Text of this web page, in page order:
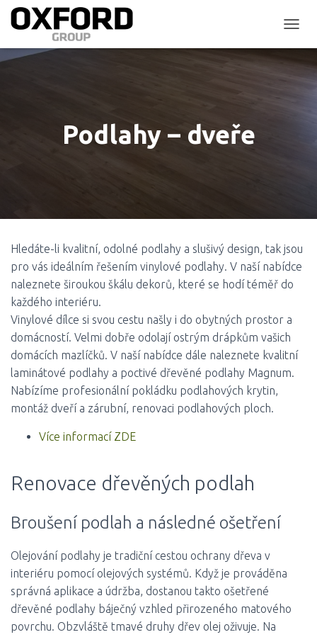
Ř
E
Podlahy – dveře
Hledáte-li kvalitní, odolné podlahy a slušivý design, tak jsou
pro vás ideálním řešením vinylové podlahy. V naší nabídce
naleznete široukou škálu dekorů, které se hodí téměř do
každého interiéru.
Vinylové dílce si svou cestu našly i do obytných prostor a
domácností. Velmi dobře odolají ostrým drápkům vašich
domácích mazlíčků. V naší nabídce dále naleznete kvalitní
laminátové podlahy a poctivé dřevěné podlahy Magnum.
Nabízíme profesionální pokládku podlahových krytin,
montáž dveří a zárubní, renovaci podlahových ploch.
Více informací ZDE
Renovace dřevěných podlah
Broušení podlah a následné ošetření
Olejování podlahy je tradiční cestou ochrany dřeva v
interiéru pomocí olejových systémů. Když je prováděna
správná aplikace a údržba, dostanou takto ošetřené
dřevěné podlahy báječný vzhled přirozeného matového
povrchu. Obzvláště tmavé druhy dřev olej oživuje. Na